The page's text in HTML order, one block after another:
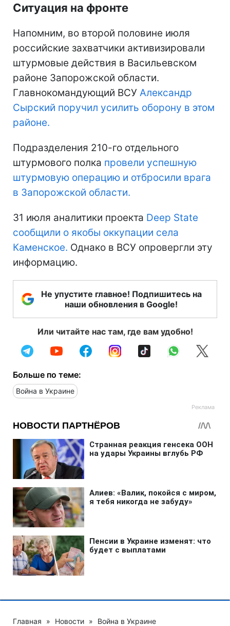
Ситуация на фронте
Напомним, во второй половине июля
российские захватчики активизировали
штурмовые действия в Васильевском
районе Запорожской области.
Главнокомандующий ВСУ Александр
Сырский поручил усилить оборону в этом
районе.
Подразделения 210-го отдельного
штурмового полка провели успешную
штурмовую операцию и отбросили врага
в Запорожской области.
31 июля аналитики проекта Deep State
сообщили о якобы оккупации села
Каменское. Однако в ВСУ опровергли эту
информацию.
Не упустите главное! Подпишитесь на
наши обновления в Google!
Или читайте нас там, где вам удобно!
Больше по теме:
Война в Украине
Главная » Новости » Война в Украине